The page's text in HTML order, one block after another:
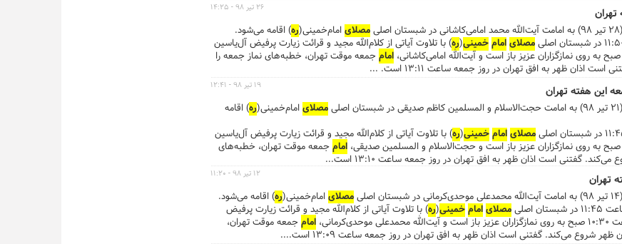
تهران
مصلایامام‌خمینی(ره) اقامه می‌شود.
مصلایامامخمینی(ره) با تلاوت آیاتی از کلام‌الله مجید و قرائت زیارت پرفیض آل‌یاسین
امامجمعه موقت تهران، خطبه‌های نماز جمعه را
۲۶ تیر ۹۸ - ۱۴:۲۵
این هفته تهران
مصلایامام‌خمینی(ره) اقامه
مصلایامامخمینی(ره) با تلاوت آیاتی از کلام‌الله مجید و قرائت زیارت پرفیض آل‌یاسین
امامجمعه موقت تهران، خطبه‌های
۱۹ تیر ۹۸ - ۱۲:۴۱
تهران
مصلایامام‌خمینی(ره) اقامه می‌شود.
اصلی
مصلایامامخمینی(ره) با تلاوت آیاتی از کلام‌الله مجید و قرائت زیارت پرفیض
امامجمعه موقت تهران،
۱۲ تیر ۹۸ - ۱۱:۲۰